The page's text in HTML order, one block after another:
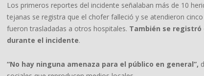
Los primeros reportes del incidente señalaban más de 10
tejanas se registra que el chofer falleció y se atendieron
fueron trasladadas a otros hospitales. También se
durante el incidente.
“No hay ninguna amenaza para el público en general”,